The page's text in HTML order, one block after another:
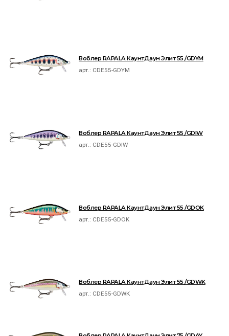
Воблер RAPALA КаунтДаун Элит 55 /GDYM
арт.: CDE55-GDYM
Воблер RAPALA КаунтДаун Элит 55 /GDIW
арт.: CDE55-GDIW
Воблер RAPALA КаунтДаун Элит 55 /GDOK
арт.: CDE55-GDOK
Воблер RAPALA КаунтДаун Элит 55 /GDWK
арт.: CDE55-GDWK